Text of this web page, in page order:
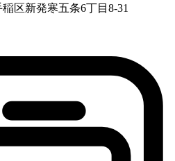
区新発寒五条6丁目8-31